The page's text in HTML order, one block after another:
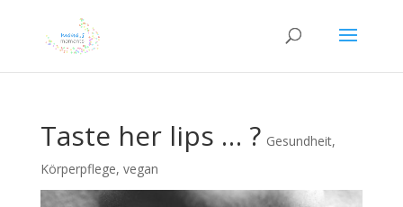
Taste her lips … ? Gesundheit,
Körperpflege, vegan